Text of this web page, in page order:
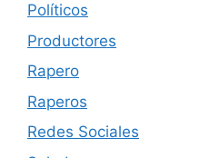
Políticos
Productores
Rapero
Raperos
Redes Sociales